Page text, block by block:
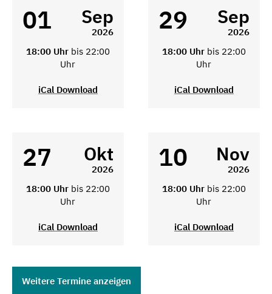
01 Sep
2026
18:00 Uhr bis 22:00
Uhr
iCal Download
29 Sep
2026
18:00 Uhr bis 22:00
Uhr
iCal Download
27 Okt
2026
18:00 Uhr bis 22:00
Uhr
iCal Download
10 Nov
2026
18:00 Uhr bis 22:00
Uhr
iCal Download
Weitere Termine anzeigen